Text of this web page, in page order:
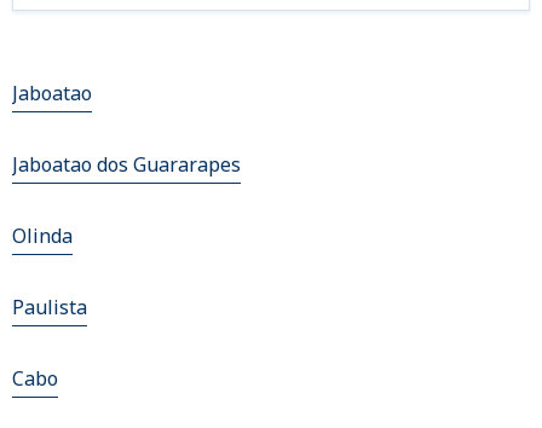
Jaboatao
Jaboatao dos Guararapes
Olinda
Paulista
Cabo